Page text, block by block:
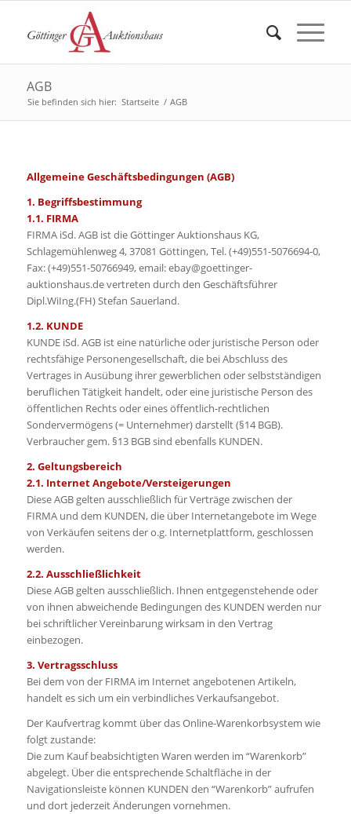
AGB
Sie befinden sich hier: Startseite / AGB
Allgemeine Geschäftsbedingungen (AGB)
1. Begriffsbestimmung
1.1. FIRMA
FIRMA iSd. AGB ist die Göttinger Auktionshaus KG,
Schlagemühlenweg 4, 37081 Göttingen, Tel. (+49)551-5076694-0,
Fax: (+49)551-50766949, email: ebay@goettinger-
auktionshaus.de vertreten durch den Geschäftsführer
Dipl.WiIng.(FH) Stefan Sauerland.
1.2. KUNDE
KUNDE iSd. AGB ist eine natürliche oder juristische Person oder
rechtsfähige Personengesellschaft, die bei Abschluss des
Vertrages in Ausübung ihrer gewerblichen oder selbstständigen
beruflichen Tätigkeit handelt, oder eine juristische Person des
öffentlichen Rechts oder eines öffentlich-rechtlichen
Sondervermögens (= Unternehmer) darstellt (§14 BGB).
Verbraucher gem. §13 BGB sind ebenfalls KUNDEN.
2. Geltungsbereich
2.1. Internet Angebote/Versteigerungen
Diese AGB gelten ausschließlich für Verträge zwischen der
FIRMA und dem KUNDEN, die über Internetangebote im Wege
von Verkäufen seitens der o.g. Internetplattform, geschlossen
werden.
2.2. Ausschließlichkeit
Diese AGB gelten ausschließlich. Ihnen entgegenstehende oder
von ihnen abweichende Bedingungen des KUNDEN werden nur
bei schriftlicher Vereinbarung wirksam in den Vertrag
einbezogen.
3. Vertragsschluss
Bei dem von der FIRMA im Internet angebotenen Artikeln,
handelt es sich um ein verbindliches Verkaufsangebot.
Der Kaufvertrag kommt über das Online-Warenkorbsystem wie
folgt zustande:
Die zum Kauf beabsichtigten Waren werden im “Warenkorb”
abgelegt. Über die entsprechende Schaltfläche in der
Navigationsleiste können KUNDEN den “Warenkorb” aufrufen
und dort jederzeit Änderungen vornehmen.